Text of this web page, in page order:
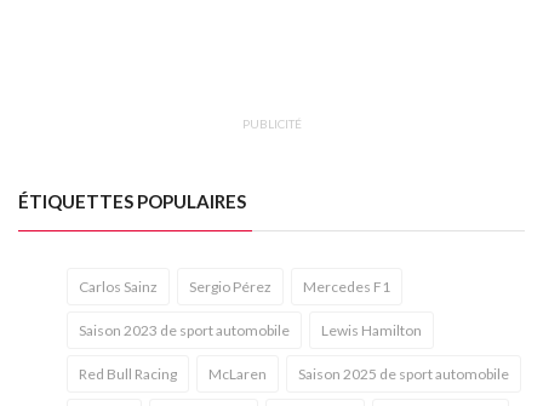
PUBLICITÉ
ÉTIQUETTES POPULAIRES
Carlos Sainz Sergio Pérez Mercedes F1
Saison 2023 de sport automobile Lewis Hamilton
Red Bull Racing McLaren Saison 2025 de sport automobile